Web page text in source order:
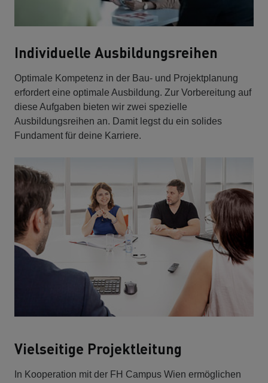
Individuelle Ausbildungsreihen
Optimale Kompetenz in der Bau- und Projektplanung
erfordert eine optimale Ausbildung. Zur Vorbereitung auf
diese Aufgaben bieten wir zwei spezielle
Ausbildungsreihen an. Damit legst du ein solides
Fundament für deine Karriere.
Vielseitige Projektleitung
In Kooperation mit der FH Campus Wien ermöglichen